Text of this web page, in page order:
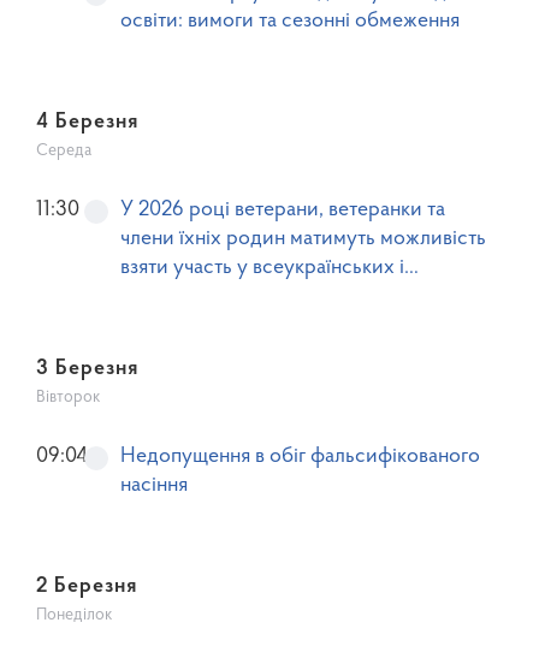
освіти: вимоги та сезонні обмеження
4 Березня
Середа
У 2026 році ветерани, ветеранки та
члени їхніх родин матимуть можливість
взяти участь у всеукраїнських і
11:30
3 Березня
Вівторок
Недопущення в обіг фальсифікованого
насіння
09:04
2 Березня
Понеділок